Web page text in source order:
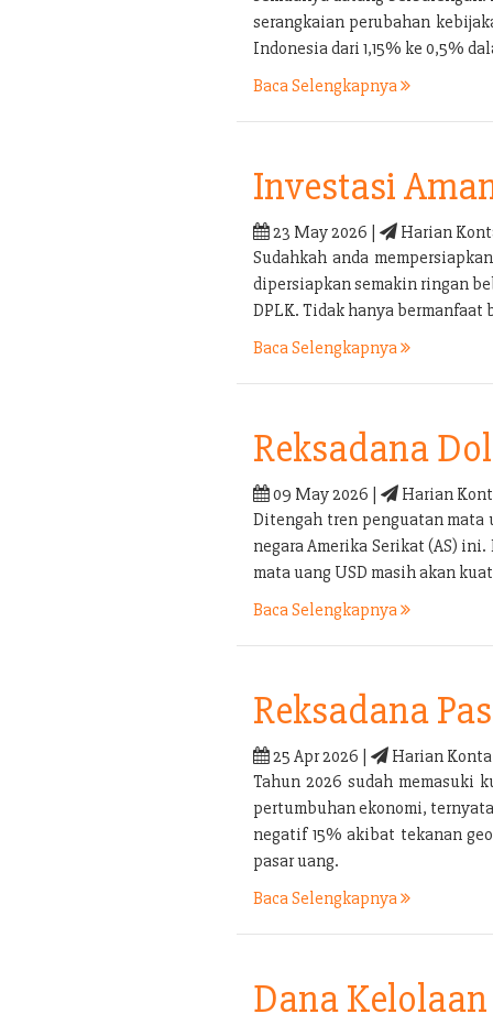
serangkaian perubahan
Indonesia dari 1,15% ke 0,5%
Baca Selengkapnya
Investasi
23 May 2026 |
Harian
Sudahkah anda
dipersiapkan semakin ringan
DPLK. Tidak hanya
Baca Selengkapnya
Reksadana
09 May 2026 |
Harian
Ditengah tren penguatan mata
negara Amerika Serikat (AS)
mata uang USD masih akan
Baca Selengkapnya
Reksadana
25 Apr 2026 |
Harian
Tahun 2026 sudah memasuki
pertumbuhan ekonomi,
negatif 15% akibat tekanan
pasar uang.
Baca Selengkapnya
Dana